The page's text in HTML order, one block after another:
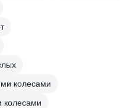
колесами
колесами